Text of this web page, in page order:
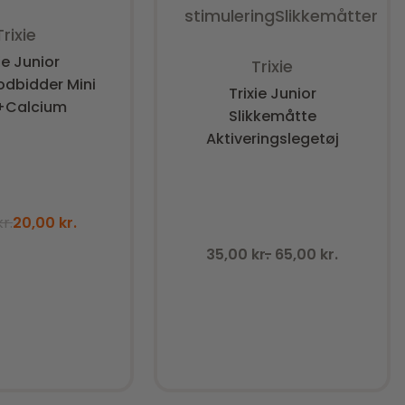
Junior
Mini
20,00 kr.
stimuleringSlikkemåtter
Trixie
Trixie Junior
Slikkemåtte
Aktiveringslegetøj
35,00 kr. 65,00 kr.